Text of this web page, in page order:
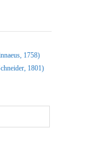
1758)
1801)